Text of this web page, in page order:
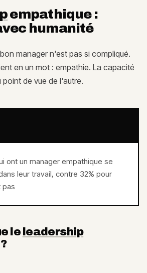
empathique :
humanité
manager n'est pas si compliqué.
en un mot : empathie. La capacité
de vue de l'autre.
ont un manager empathique se
leur travail, contre 32% pour
pas
le leadership